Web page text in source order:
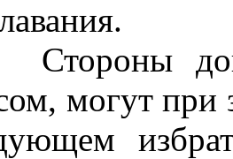
могут при